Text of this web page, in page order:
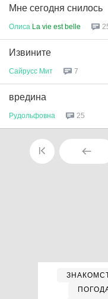
Мне сегодня снилось
Олиса La vie est belle
Извините
Сайрусс Мит 7
вредина
Рудольфовна 25